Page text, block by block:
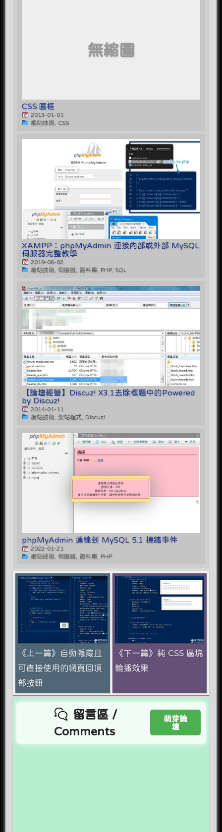
無縮圖
CSS:圓框
2013-01-01
網站技術, CSS
XAMPP：phpMyAdmin 連接內部或外部 MySQL
伺服器完整教學
2019-06-02
網站技術, 伺服器, 資料庫, PHP, SQL
【論壇經營】Discuz! X3.1去除標題中的Powered
by Discuz!
2014-01-11
網站技術, 架站程式, Discuz!
phpMyAdmin 連線到 MySQL 5.1 撞牆事件
2022-01-21
網站技術, 伺服器, 資料庫, PHP
《上一篇》自動隱藏且
可直接使用的網頁回頂
部按鈕
《下一篇》純 CSS 區塊
輪播效果
留言區 /
Comments
萌芽論
壇